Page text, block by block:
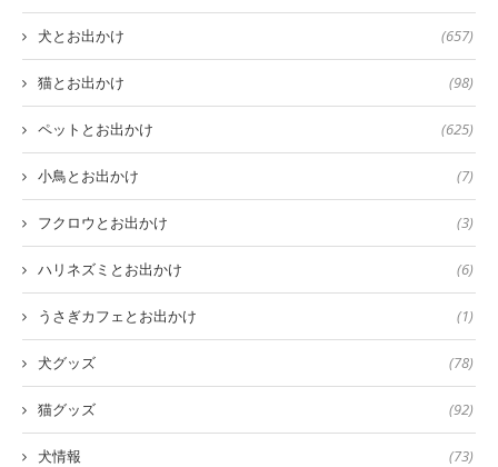
犬とお出かけ (657)
猫とお出かけ (98)
ペットとお出かけ (625)
小鳥とお出かけ (7)
フクロウとお出かけ (3)
ハリネズミとお出かけ (6)
うさぎカフェとお出かけ (1)
犬グッズ (78)
猫グッズ (92)
犬情報 (73)